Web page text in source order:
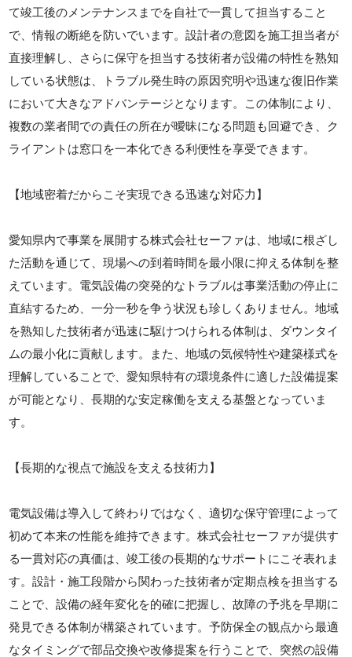
て竣工後のメンテナンスまでを自社で一貫して担当すること
で、情報の断絶を防いでいます。設計者の意図を施工担当者が
直接理解し、さらに保守を担当する技術者が設備の特性を熟知
している状態は、トラブル発生時の原因究明や迅速な復旧作業
において大きなアドバンテージとなります。この体制により、
複数の業者間での責任の所在が曖昧になる問題も回避でき、ク
ライアントは窓口を一本化できる利便性を享受できます。
【地域密着だからこそ実現できる迅速な対応力】
愛知県内で事業を展開する株式会社セーファは、地域に根ざし
た活動を通じて、現場への到着時間を最小限に抑える体制を整
えています。電気設備の突発的なトラブルは事業活動の停止に
直結するため、一分一秒を争う状況も珍しくありません。地域
を熟知した技術者が迅速に駆けつけられる体制は、ダウンタイ
ムの最小化に貢献します。また、地域の気候特性や建築様式を
理解していることで、愛知県特有の環境条件に適した設備提案
が可能となり、長期的な安定稼働を支える基盤となっていま
す。
【長期的な視点で施設を支える技術力】
電気設備は導入して終わりではなく、適切な保守管理によって
初めて本来の性能を維持できます。株式会社セーファが提供す
る一貫対応の真価は、竣工後の長期的なサポートにこそ表れま
す。設計・施工段階から関わった技術者が定期点検を担当する
ことで、設備の経年変化を的確に把握し、故障の予兆を早期に
発見できる体制が構築されています。予防保全の観点から最適
なタイミングで部品交換や改修提案を行うことで、突然の設備